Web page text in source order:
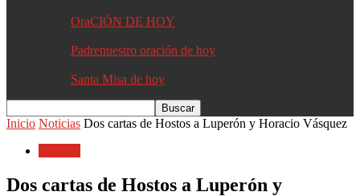
OraCIÓN DE HOY
Padrenuestro oración de hoy
Santa Misa de hoy
Inicio Noticias Dos cartas de Hostos a Luperón y Horacio Vásquez
Dos cartas de Hostos a Luperón y